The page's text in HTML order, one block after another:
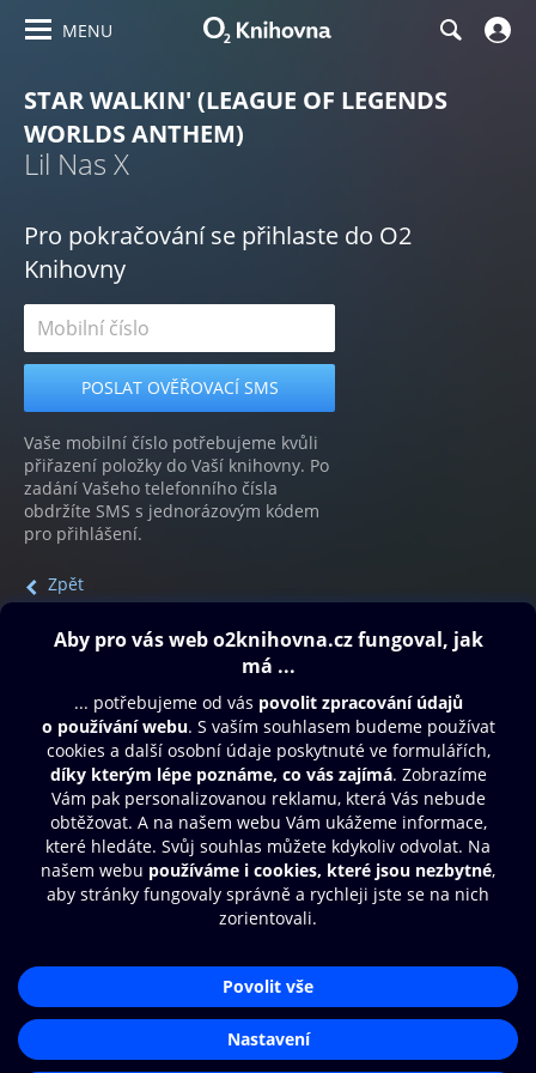
MENU
STAR WALKIN' (LEAGUE OF LEGENDS
WORLDS ANTHEM)
Lil Nas X
Pro pokračování se přihlaste do O2
Knihovny
Vaše mobilní číslo potřebujeme kvůli
přiřazení položky do Vaší knihovny. Po
zadání Vašeho telefonního čísla
obdržíte SMS s jednorázovým kódem
pro přihlášení.
Zpět
Obsah ke stažení
Moje O2 Knihovna
Další zábava
© O2 Czech Republic a.s.
Přístupnost
Zásady zpracování osobních údajůAplikace O2 Knihovna
Čti a poslouchej své e-knihy a
audioknihy rychleji a pohodlněji.